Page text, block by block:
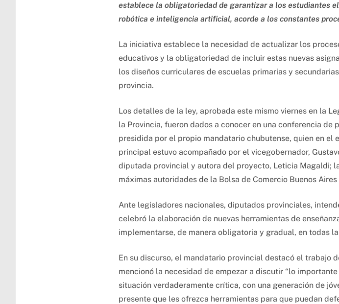
establece la obligatoriedad de garantizar a los estudiantes
robótica e inteligencia artificial, acorde a los constantes
La iniciativa establece la necesidad de actualizar los
educativos y la obligatoriedad de incluir estas nuevas
los diseños curriculares de escuelas primarias y
provincia.
Los detalles de la ley, aprobada este mismo viernes en la
la Provincia, fueron dados a conocer en una conferencia de
presidida por el propio mandatario chubutense, quien en el
principal estuvo acompañado por el vicegobernador,
diputada provincial y autora del proyecto, Leticia Magaldi;
máximas autoridades de la Bolsa de Comercio Buenos
Ante legisladores nacionales, diputados provinciales,
celebró la elaboración de nuevas herramientas de
implementarse, de manera obligatoria y gradual, en todas
En su discurso, el mandatario provincial destacó el trabajo
mencionó la necesidad de empezar a discutir “lo
situación verdaderamente crítica, con una generación de
presente que les ofrezca herramientas para que puedan